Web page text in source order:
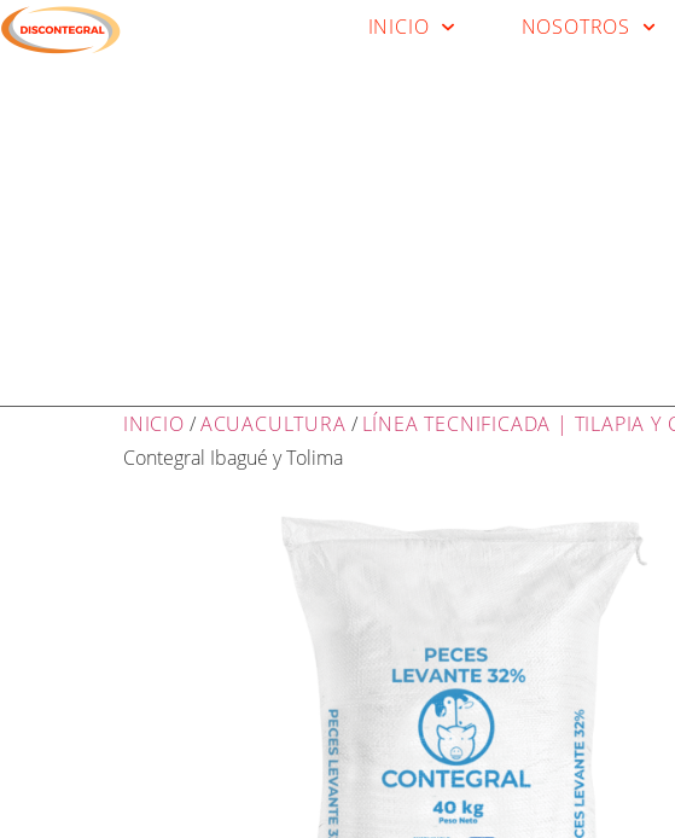
INICIO NOSOTROS
INICIO /ACUACULTURA / LÍNEA TECNIFICADA | TILAPIA Y
Contegral Ibagué y Tolima